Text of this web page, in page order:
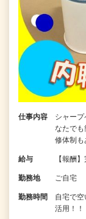
仕事内容
シャー
なたでも
修体制も
給与 【報酬
勤務地 ご自宅
勤務時間
自宅で
活用！！